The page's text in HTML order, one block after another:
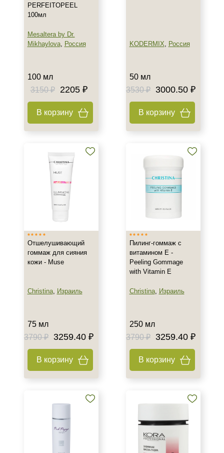
Показать еще
Акне
Воспаление
Показать еще
Применение
После пилинга
Гладкость
Защита от УФ-лучей
Веки
Губы
туба 60 шт
1 литр
1 шт
AHA-кислоты
Азелаиновая кислота
PERFEITOPEEL
100мл
Mesaltera by Dr.
Mikhaylova, Россия
100 мл
3150 ₽
2205 ₽
В корзину
KODERMIX, Россия
50 мл
3530 ₽
3000.50 ₽
В корзину
Отшелушивающий
гоммаж для сияния
кожи - Muse
Christina, Израиль
75 мл
3790 ₽
3259.40 ₽
В корзину
Пилинг-гоммаж с
витамином Е -
Peeling Gommage
with Vitamin E
Christina, Израиль
250 мл
3790 ₽
3259.40 ₽
В корзину